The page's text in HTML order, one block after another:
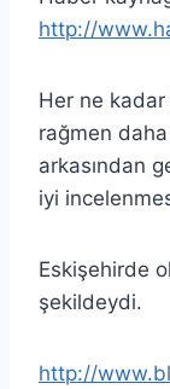
http://
Her ne kadar
rağmen
arkasından
iyi
Eskişehirde
şekildeydi.
http://